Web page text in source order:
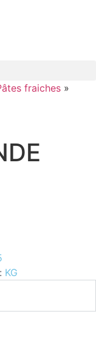
fraiches »
KG